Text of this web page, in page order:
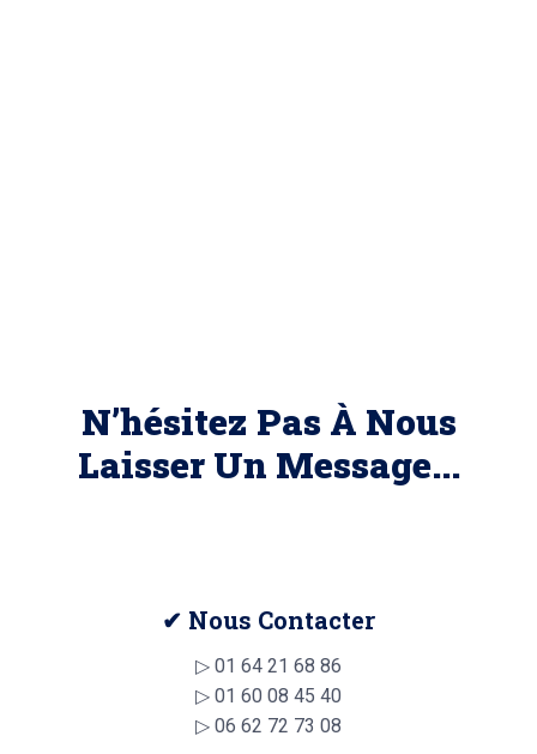
N’hésitez Pas À Nous
Laisser Un Message...
✔ Nous Contacter
▷ 01 64 21 68 86
▷ 01 60 08 45 40
▷ 06 62 72 73 08